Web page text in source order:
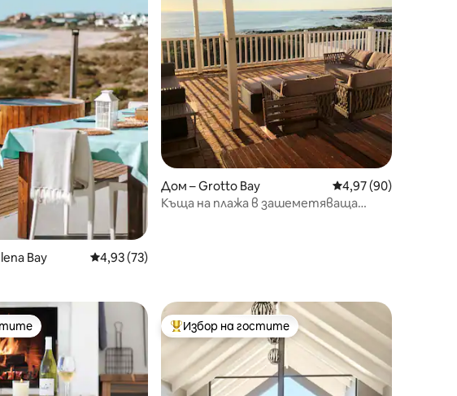
отзива
Bay Средна оценка: 4,93 от 5, 73 отзива
4,93 (73)
Дом – Grotto Bay Средна оценка:
4,97 (90)
Къща на плажа в зашеметяваща
Най-популярен избор на гостите
Избор на гостите